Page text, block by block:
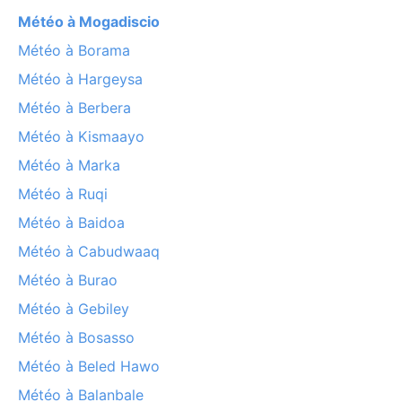
Météo à Mogadiscio
Météo à Borama
Météo à Hargeysa
Météo à Berbera
Météo à Kismaayo
Météo à Marka
Météo à Ruqi
Météo à Baidoa
Météo à Cabudwaaq
Météo à Burao
Météo à Gebiley
Météo à Bosasso
Météo à Beled Hawo
Météo à Balanbale